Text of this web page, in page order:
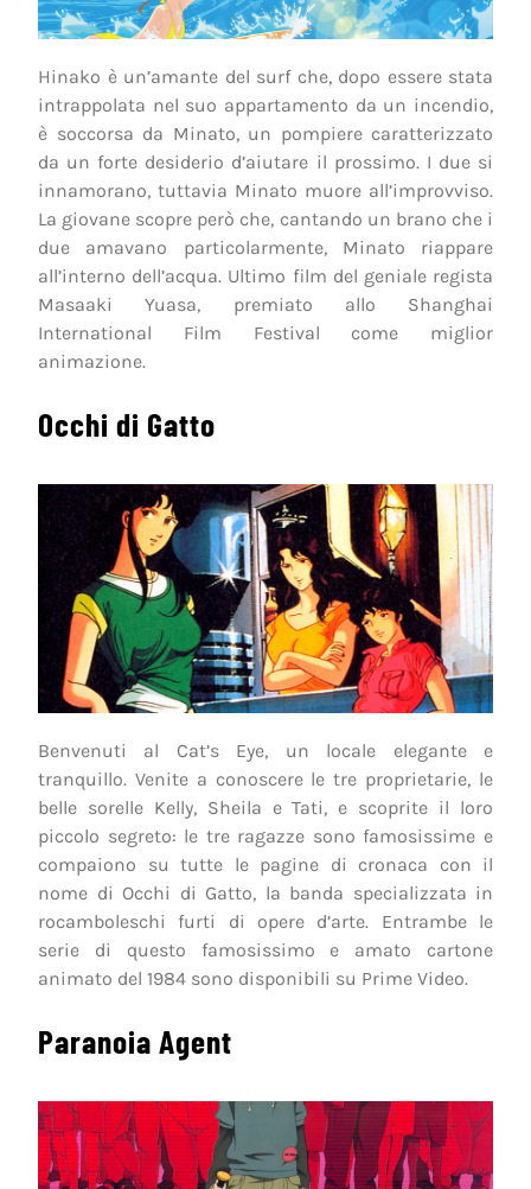
Hinako è un’amante del surf che, dopo essere stata
intrappolata nel suo appartamento da un incendio,
è soccorsa da Minato, un pompiere caratterizzato
da un forte desiderio d’aiutare il prossimo. I due si
innamorano, tuttavia Minato muore all’improvviso.
La giovane scopre però che, cantando un brano che i
due amavano particolarmente, Minato riappare
all’interno dell’acqua. Ultimo film del geniale regista
Masaaki Yuasa, premiato allo Shanghai
International Film Festival come miglior
animazione.
Occhi di Gatto
Benvenuti al Cat’s Eye, un locale elegante e
tranquillo. Venite a conoscere le tre proprietarie, le
belle sorelle Kelly, Sheila e Tati, e scoprite il loro
piccolo segreto: le tre ragazze sono famosissime e
compaiono su tutte le pagine di cronaca con il
nome di Occhi di Gatto, la banda specializzata in
rocamboleschi furti di opere d’arte. Entrambe le
serie di questo famosissimo e amato cartone
animato del 1984 sono disponibili su Prime Video.
Paranoia Agent